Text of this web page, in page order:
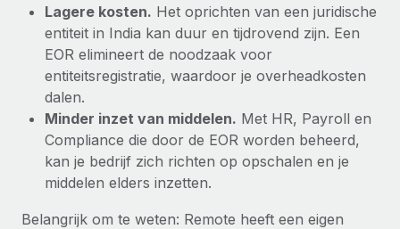
Lagere kosten. Het oprichten van een juridische
entiteit in India kan duur en tijdrovend zijn. Een
EOR elimineert de noodzaak voor
entiteitsregistratie, waardoor je overheadkosten
dalen.
Minder inzet van middelen. Met HR, Payroll en
Compliance die door de EOR worden beheerd,
kan je bedrijf zich richten op opschalen en je
middelen elders inzetten.
Belangrijk om te weten: Remote heeft een eigen